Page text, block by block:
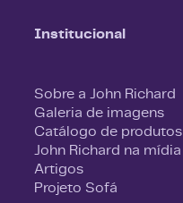
Institucional
Sobre a John Richard
Galeria de imagens
Catálogo de produtos
John Richard na mídia
Artigos
Projeto Sofá